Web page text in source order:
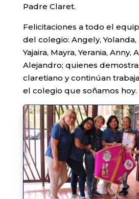
Padre Claret.
Felicitaciones a todo el
del colegio: Angely, Yolanda,
Yajaira, Mayra, Yerania, Anny,
Alejandro; quienes
claretiano y continúan
el colegio que soñamos hoy.